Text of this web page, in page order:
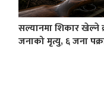
सल्यानमा शिकार खेल्ने
जनाको मृत्यु, ६ जना